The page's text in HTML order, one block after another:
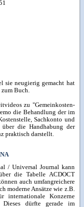
sie neugierig gemacht hat
zum Buch.
zu "Gemeinkosten-
die Behandlung der im
Sachkonto und
die Handhabung der
praktisch darstellt.
/ Universal Journal kann
die Tabelle ACDOCT
auch umfangreichere
moderne Ansätze wie z.B.
internationale Konzerne
dürfte gerade im